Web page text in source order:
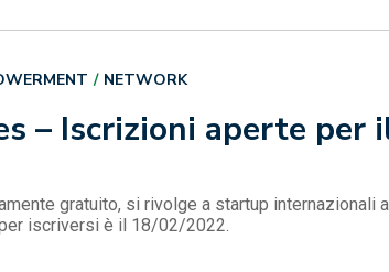
– Iscrizioni aperte per
NETWORK
gratuito, si rivolge a startup
iscriversi è il 18/02/2022.